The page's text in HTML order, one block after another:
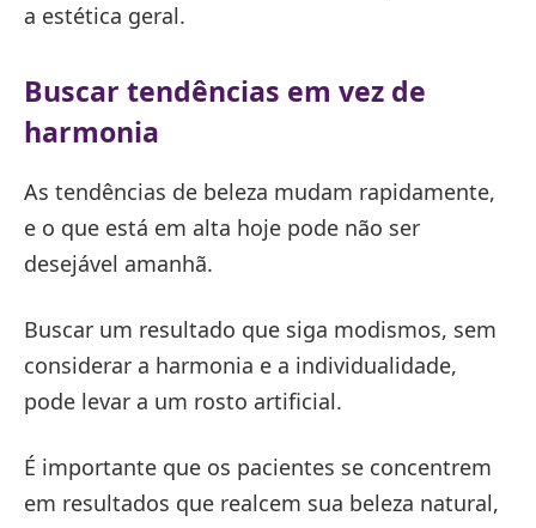
a estética geral.
Buscar tendências em vez de
harmonia
As tendências de beleza mudam rapidamente,
e o que está em alta hoje pode não ser
desejável amanhã.
Buscar um resultado que siga modismos, sem
considerar a harmonia e a individualidade,
pode levar a um rosto artificial.
É importante que os pacientes se concentrem
em resultados que realcem sua beleza natural,